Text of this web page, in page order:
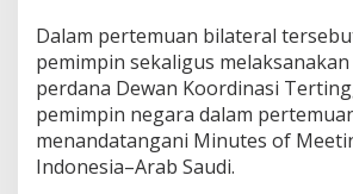
g
I
v
e
s
Dalam pertemuan bilateral
pemimpin sekaligus
perdana Dewan Koordinasi
pemimpin negara dalam
menandatangani Minutes of
Indonesia–Arab Saudi.